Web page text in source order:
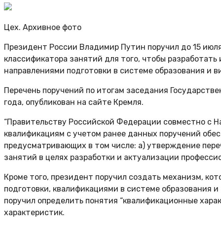
Цех. Архивное фото
Президент России Владимир Путин поручил до 15
классификатора занятий для того, чтобы
направлениями подготовки в системе образования и
Перечень поручений по итогам заседания
года, опубликован на сайте Кремля.
“Правительству Российской Федерации совместно с
квалификациям с учетом ранее данных поручений
предусматривающих в том числе: а) утверждение
занятий в целях разработки и актуализации
Кроме того, президент поручил создать механизм,
подготовки, квалификациями в системе
поручил определить понятия “квалификационные
характеристик.